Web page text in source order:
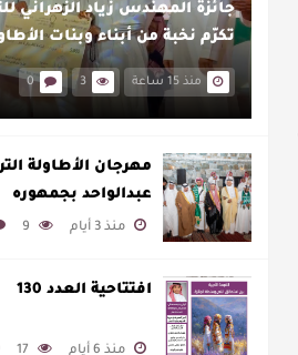
جائزة المهندس زياد الزهراني
تكرّم نخبة من أبناء وبنات
منذ 15 ساعة 3
0
مهرجان الأطاولة
عبدالواحد بجمهوره
منذ 3 أيام 9
افتتاحية العدد 130
منذ 6 أيام 17